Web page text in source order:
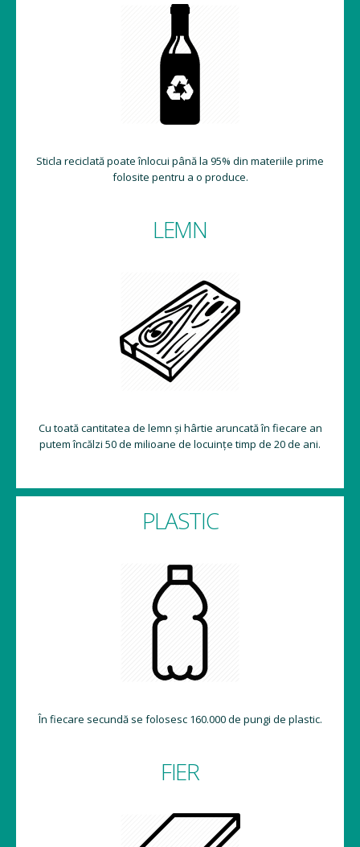
Sticla reciclată poate înlocui până la 95% din materiile prime
folosite pentru a o produce.
LEMN
Cu toată cantitatea de lemn și hârtie aruncată în fiecare an
putem încălzi 50 de milioane de locuințe timp de 20 de ani.
PLASTIC
În fiecare secundă se folosesc 160.000 de pungi de plastic.
FIER